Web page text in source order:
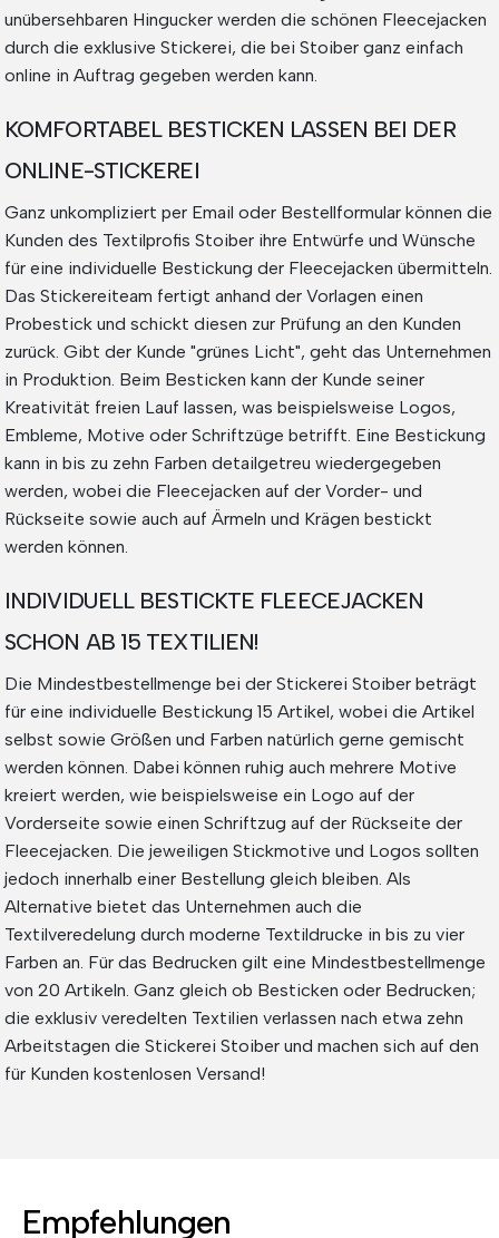
unübersehbaren Hingucker werden die schönen Fleecejacken
durch die exklusive Stickerei, die bei Stoiber ganz einfach
online in Auftrag gegeben werden kann.
KOMFORTABEL BESTICKEN LASSEN BEI DER
ONLINE-STICKEREI
Ganz unkompliziert per Email oder Bestellformular können die
Kunden des Textilprofis Stoiber ihre Entwürfe und Wünsche
für eine individuelle Bestickung der Fleecejacken übermitteln.
Das Stickereiteam fertigt anhand der Vorlagen einen
Probestick und schickt diesen zur Prüfung an den Kunden
zurück. Gibt der Kunde "grünes Licht", geht das Unternehmen
in Produktion. Beim Besticken kann der Kunde seiner
Kreativität freien Lauf lassen, was beispielsweise Logos,
Embleme, Motive oder Schriftzüge betrifft. Eine Bestickung
kann in bis zu zehn Farben detailgetreu wiedergegeben
werden, wobei die Fleecejacken auf der Vorder- und
Rückseite sowie auch auf Ärmeln und Krägen bestickt
werden können.
INDIVIDUELL BESTICKTE FLEECEJACKEN
SCHON AB 15 TEXTILIEN!
Die Mindestbestellmenge bei der Stickerei Stoiber beträgt
für eine individuelle Bestickung 15 Artikel, wobei die Artikel
selbst sowie Größen und Farben natürlich gerne gemischt
werden können. Dabei können ruhig auch mehrere Motive
kreiert werden, wie beispielsweise ein Logo auf der
Vorderseite sowie einen Schriftzug auf der Rückseite der
Fleecejacken. Die jeweiligen Stickmotive und Logos sollten
jedoch innerhalb einer Bestellung gleich bleiben. Als
Alternative bietet das Unternehmen auch die
Textilveredelung durch moderne Textildrucke in bis zu vier
Farben an. Für das Bedrucken gilt eine Mindestbestellmenge
von 20 Artikeln. Ganz gleich ob Besticken oder Bedrucken;
die exklusiv veredelten Textilien verlassen nach etwa zehn
Arbeitstagen die Stickerei Stoiber und machen sich auf den
für Kunden kostenlosen Versand!
Empfehlungen